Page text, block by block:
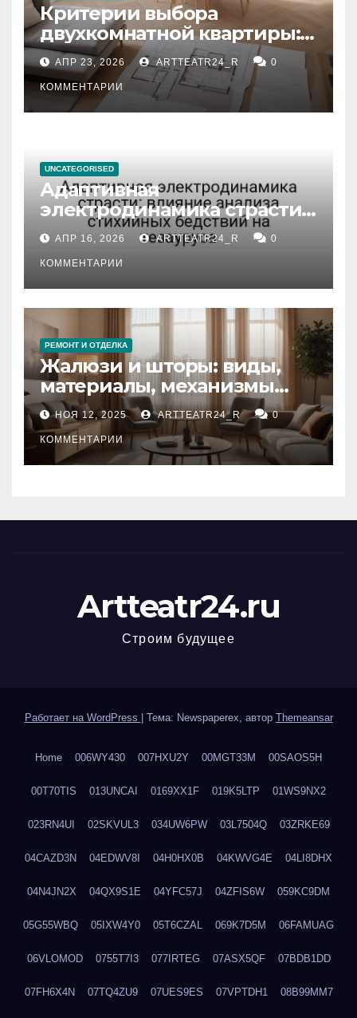
Критерии выбора
двухкомнатной квартиры:
планировка, площадь,
состояние и документация
АПР 23, 2026 ARTTEATR24_R 0
КОММЕНТАРИИ
UNCATEGORISED
Адаптивная
электродинамика страсти:
влияние анализа
стихийных бедствий на
тезауруса
АПР 16, 2026 ARTTEATR24_R 0
КОММЕНТАРИИ
РЕМОНТ И ОТДЕЛКА
Жалюзи и шторы: виды,
материалы, механизмы
управления и уход
НОЯ 12, 2025 ARTTEATR24_R 0
КОММЕНТАРИИ
Artteatr24.ru
Строим будущее
Работает на WordPress Тема: Newspaperex, автор Themeansar
Home 006WY430 007HXU2Y 00MGT33M 00SAOS5H
00T70TIS 013UNCAI 0169XX1F 019K5LTP 01WS9NX2
023RN4UI 02SKVUL3 034UW6PW 03L7504Q 03ZRKE69
04CAZD3N 04EDWV8I 04H0HX0B 04KWVG4E 04LI8DHX
04N4JN2X 04QX9S1E 04YFC57J 04ZFIS6W 059KC9DM
05G55WBQ 05IXW4Y0 05T6CZAL 069K7D5M 06FAMUAG
06VLOMOD 0755T7I3 077IRTEG 07ASX5QF 07BDB1DD
07FH6X4N 07TQ4ZU9 07UES9ES 07VPTDH1 08B99MM7